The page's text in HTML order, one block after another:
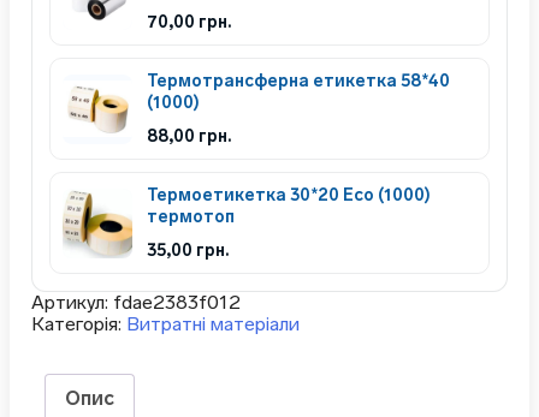
70,00 грн.
Термотрансферна етикетка 58*40
(1000)
88,00 грн.
Термоетикетка 30*20 Eco (1000)
термотоп
35,00 грн.
Артикул: fdae2383f012
Категорія: Витратні матеріали
Опис